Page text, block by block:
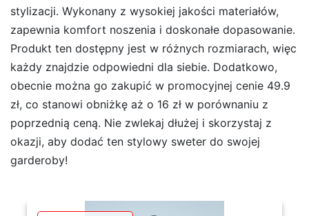
stylizacji. Wykonany z wysokiej jakości materiałów,
zapewnia komfort noszenia i doskonałe dopasowanie.
Produkt ten dostępny jest w różnych rozmiarach, więc
każdy znajdzie odpowiedni dla siebie. Dodatkowo,
obecnie można go zakupić w promocyjnej cenie 49.9
zł, co stanowi obniżkę aż o 16 zł w porównaniu z
poprzednią ceną. Nie zwlekaj dłużej i skorzystaj z
okazji, aby dodać ten stylowy sweter do swojej
garderoby!